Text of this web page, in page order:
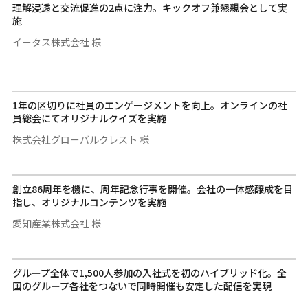
理解浸透と交流促進の2点に注力。キックオフ兼懇親会として実
施
イータス株式会社 様
1年の区切りに社員のエンゲージメントを向上。オンラインの社
員総会にてオリジナルクイズを実施
株式会社グローバルクレスト 様
創立86周年を機に、周年記念行事を開催。会社の一体感醸成を目
指し、オリジナルコンテンツを実施
愛知産業株式会社 様
グループ全体で1,500人参加の入社式を初のハイブリッド化。全
国のグループ各社をつないで同時開催も安定した配信を実現